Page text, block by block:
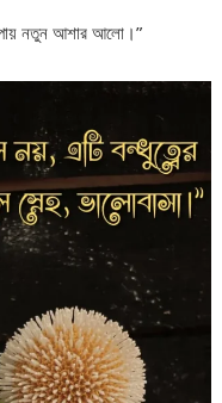
পায় নতুন আশার আলো।”